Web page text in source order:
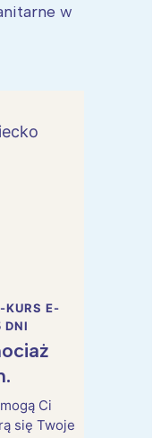
w
KURS E-
DNI
Ci
się Twoje